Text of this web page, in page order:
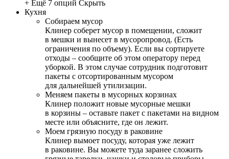
+ Ещё 7 опций Скрыть
Кухня
Собираем мусор
Клинер соберет мусор в помещении, сложит
в мешки и вынесет в мусоропровод. (Есть
ограничения по объему). Если вы сортируете
отходы – сообщите об этом оператору перед
уборкой. В этом случае сотрудник подготовит
пакеты с отсортированным мусором
для дальнейшей утилизации.
Меняем пакеты в мусорных корзинах
Клинер положит новые мусорные мешки
в корзины – оставьте пакет с пакетами на видном
месте или объясните, где он лежит.
Моем грязную посуду в раковине
Клинер вымоет посуду, которая уже лежит
в раковине. Вы можете туда заранее сложить